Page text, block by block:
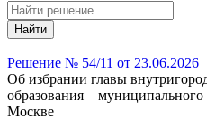
Найти
Решение № 54/11 от 23.06.2026
Об избрании главы
образования –
Москве